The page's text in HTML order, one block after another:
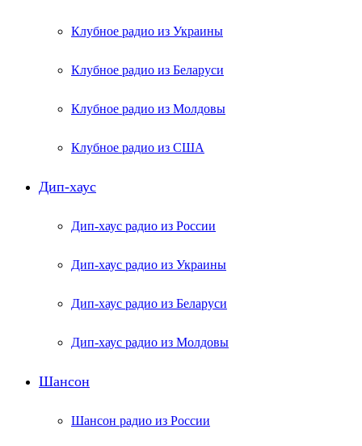
Клубное радио из Украины
Клубное радио из Беларуси
Клубное радио из Молдовы
Клубное радио из США
Дип-хаус
Дип-хаус радио из России
Дип-хаус радио из Украины
Дип-хаус радио из Беларуси
Дип-хаус радио из Молдовы
Шансон
Шансон радио из России